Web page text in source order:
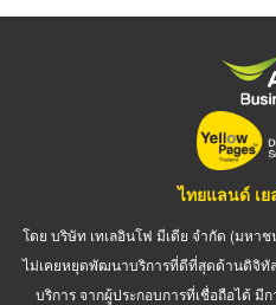
ไทยแลนด์ เย
โดย บริษัท เทเลอินโฟ มีเดีย จำกัด (มหา
ไม่เคยหยุดพัฒนาบริการที่ดีที่สุดด้านดิจิทั
บริการ จากผู้ประกอบการที่เชื่อถือได้ มี